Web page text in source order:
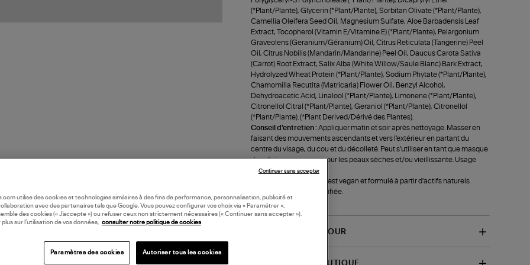
(*Plant/Plante), Glycerin (*Plant/Plante), Sorbitan Olivate (*Plant/Plante),
Camellia Oleifera Seed Oil, Magnesium Sulfate, Aloe Barbadensis Leaf
Extract, Tocopherol (Vitamin E/Vitamine E) (*Plant/Plante), Pelargonium
Graveolens (Geranium/Géranium) Oil, Citrus Reticulata (Tangerine) Peel
Oil, Citrus Nobilis (Mandarin/Mandarine) Peel Oil, Daucus Carota Sativa
(Carrot) Root Extract, Salix Alba (White Willow/Saule Blanc) Bark Extract,
Hydrolyzed Wheat Protein (*Plant/Plante), Sodium Phytate (*Plant/Plante),
Chamomilla Recutita (Matricaria) Flower Oil, Benzyl Alcohol,
Dehydroacetic Acid, Linalool (*Plant/Plante), Limonene (*Plant/Plante),
Citronellol Citral (*Plant/Plante), Geraniol (*Plant/Plante), Citronellol
(*Plant/Plante). (*Plant Derived/Dérivé des Plantes).
Conseil d'entretien :Appliquer matin et soir après nettoyage. Masser en
faisant des mouvements ascendants et vers l'extérieur en partant du
centre du visage, du cou et du décolleté. Peut s'utiliser en tant que masque
deux fois par semaine pour les peaux sèches et/ou vieillissante. Usage
quotidien.
Ce produit est vegan et formulé à partir d'actifs naturels
d'origine biologique certifiée.
(ref-GRA0300)
LIVRAISON ET RETOUR
utilise des cookies et technologies similaires à des fins de performance, personnalisation, publicité et
avec des partenaires tels que Google. Vous pouvez configurer vos choix via « Paramétrer »,
des cookies (« J’accepte ») ou refuser ceux non strictement nécessaires (« Continuer sans accepter »).
plus sur l’utilisation de vos données,
consulter notre politique de cookies
Paramètres des cookies Autoriser tous les cookies
Continuer sans accepter